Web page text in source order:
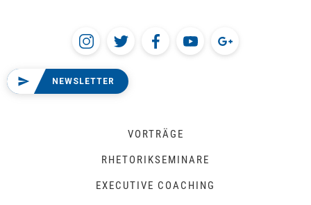
NEWSLETTER
VORTRÄGE
RHETORIKSEMINARE
EXECUTIVE COACHING